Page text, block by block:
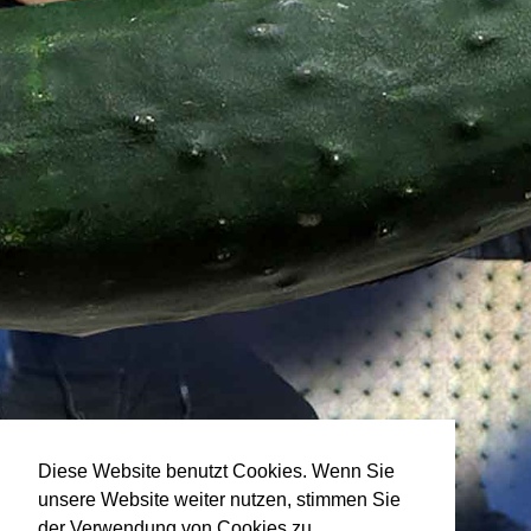
Diese Website benutzt Cookies. Wenn Sie
unsere Website weiter nutzen, stimmen Sie